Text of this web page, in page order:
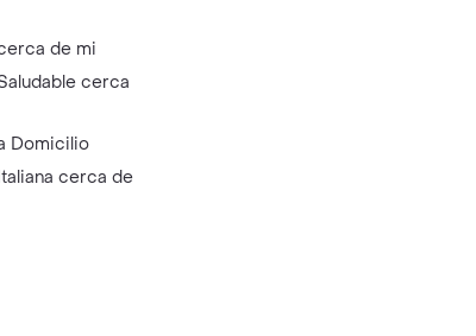
de mi
cerca
Domicilio
cerca de